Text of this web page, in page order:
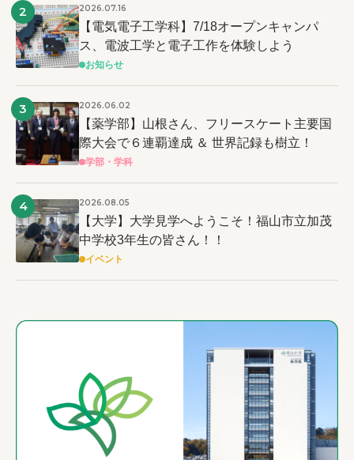
2 2026.07.16
【電気電子工学科】7/18オープンキャンパ
ス、電波工学と電子工作を体験しよう
お知らせ
3 2026.06.02
【薬学部】山根さん、フリースケート主要国
際大会で６連覇達成 ＆ 世界記録も樹立！
学部・学科
4 2026.08.05
【大学】大学見学へようこそ！福山市立加茂
中学校3年生の皆さん！！
イベント